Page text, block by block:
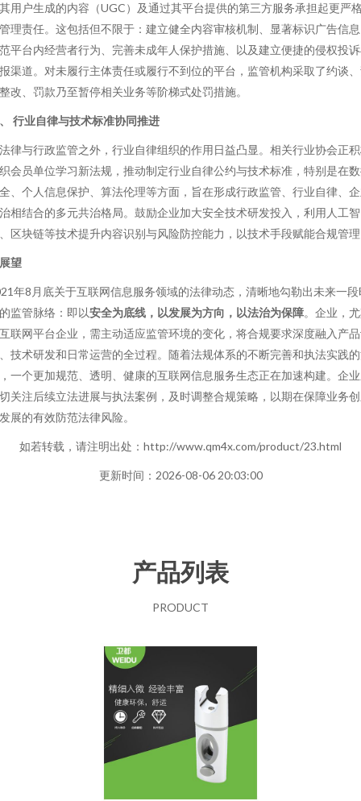
用户生成的内容（UGC）及通过其平台提供的第三方服务承担起更严
理责任。这包括但不限于：建立健全内容审核机制、显著标识广告信
平台内经营者行为、完善未成年人保护措施、以及建立便捷的侵权投
渠道。对未履行主体责任或履行不到位的平台，监管机构采取了约谈
改、罚款乃至暂停相关业务等阶梯式处罚措施。
行业自律与技术标准协同推进
律与行政监管之外，行业自律组织的作用日益凸显。相关行业协会正
会员单位学习新法规，推动制定行业自律公约与技术标准，特别是在
、个人信息保护、算法伦理等方面，旨在形成行政监管、行业自律、
相结合的多元共治格局。鼓励企业加大安全技术研发投入，利用人工智
区块链等技术提升内容识别与风险防控能力，以技术手段赋能合规管
望
年8月底关于互联网信息服务领域的法律动态，清晰地勾勒出未来一段
监管脉络：即以安全为底线，以发展为方向，以法治为保障。企业，
联网平台企业，需主动适应监管环境的变化，将合规要求深度融入产
技术研发和日常运营的全过程。随着法规体系的不断完善和执法实践
一个更加规范、透明、健康的互联网信息服务生态正在加速构建。企
关注后续立法进展与执法案例，及时调整合规策略，以期在保障业务
展的有效防范法律风险。
如若转载，请注明出处：http://www.qm4x.com/product/23.html
更新时间：2026-08-06 20:03:00
产品列表
PRODUCT